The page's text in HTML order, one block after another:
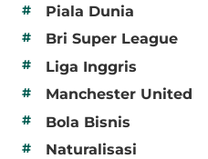
# Piala Dunia
# Bri Super League
# Liga Inggris
# Manchester United
# Bola Bisnis
# Naturalisasi